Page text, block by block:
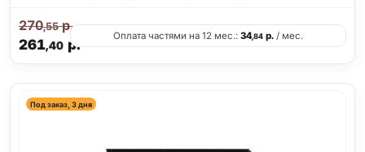
261,40р.
270,55р.
Оплата частями на 12 мес.: 34,84 р. / мес.
Под заказ, 3 дня